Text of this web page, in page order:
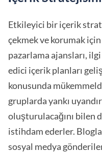
Etkileyici bir içerik
çekmek ve korumak
pazarlama ajansları,
edici içerik planları
konusunda
gruplarda yankı
oluşturulacağını bilen
istihdam ederler.
sosyal medya